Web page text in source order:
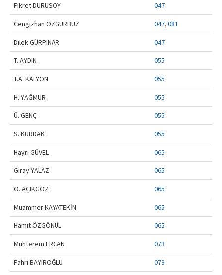
Contact Us
Fikret DURUSOY 047
Cengizhan ÖZGÜRBÜZ 047, 081
Dilek GÜRPINAR 047
T. AYDIN 055
T.A. KALYON 055
H. YAĞMUR 055
Ü. GENÇ 055
S. KURDAK 055
Hayri GÜVEL 065
Giray YALAZ 065
O. AÇIKGÖZ 065
Muammer KAYATEKİN 065
Hamit ÖZGÖNÜL 065
Muhterem ERCAN 073
Fahri BAYIROĞLU 073